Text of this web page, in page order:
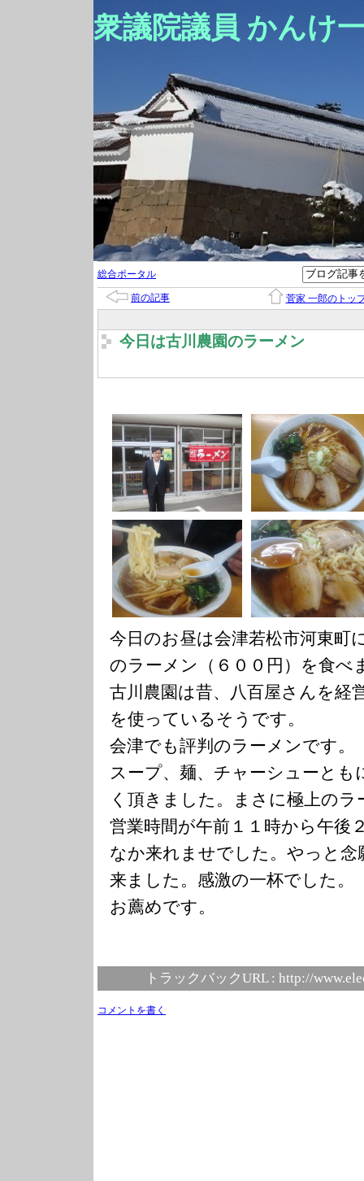
衆議院議員 かんけ
総合ポータル
前の記事 菅家 一郎のトッ
今日は古川農園のラーメン
今日のお昼は会津若松市河東町
のラーメン（６００円）を食べ
古川農園は昔、八百屋さんを経
を使っているそうです。
会津でも評判のラーメンです。
スープ、麺、チャーシューとも
く頂きました。まさに極上の
営業時間が午前１１時から午後
なか来れませでした。やっと
来ました。感激の一杯でした。
お薦めです。
トラックバックURL : http://
コメントを書く